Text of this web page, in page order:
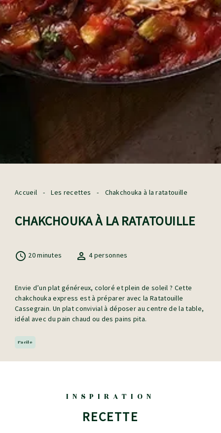
Accueil - Les recettes - Chakchouka à la ratatouille
CHAKCHOUKA À LA RATATOUILLE
20 minutes 4 personnes
Envie d’un plat généreux, coloré et plein de soleil ? Cette
chakchouka express est à préparer avec la Ratatouille
Cassegrain. Un plat convivial à déposer au centre de la table,
idéal avec du pain chaud ou des pains pita.
Facile
INSPIRATION
RECETTE